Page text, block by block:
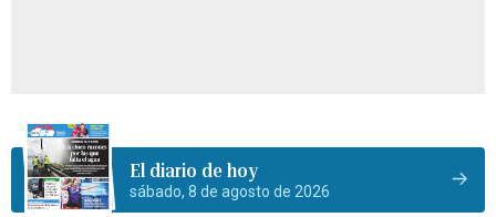
El diario de hoy
sábado, 8 de agosto de 2026